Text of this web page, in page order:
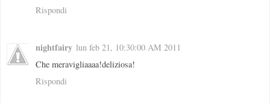
Rispondi
nightfairy lun feb 21, 10:30:00 AM 2011
Che meravigliaaaa!deliziosa!
Rispondi